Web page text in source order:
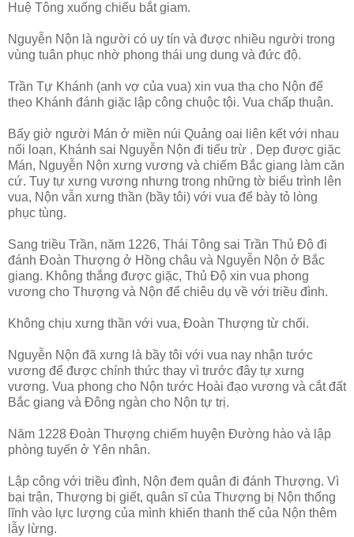
Huệ Tông xuống chiếu bắt giam.
Nguyễn Nộn là người có uy tín và được nhiều người trong
vùng tuân phục nhờ phong thái ung dung và đức độ.
Trần Tự Khánh (anh vợ của vua) xin vua tha cho Nộn để
theo Khánh đánh giặc lập công chuộc tội. Vua chấp thuận.
Bấy giờ người Mán ở miền núi Quảng oai liên kết với nhau
nổi loạn, Khánh sai Nguyễn Nộn đi tiểu trừ . Dẹp được giặc
Mán, Nguyễn Nộn xưng vương và chiếm Bắc giang làm căn
cứ. Tuy tự xưng vương nhưng trong những tờ biểu trình lên
vua, Nộn vẫn xưng thần (bầy tôi) với vua để bày tỏ lòng
phục tùng.
Sang triều Trần, năm 1226, Thái Tông sai Trần Thủ Độ đi
đánh Đoàn Thượng ở Hồng châu và Nguyễn Nộn ở Bắc
giang. Không thắng được giặc, Thủ Độ xin vua phong
vương cho Thượng và Nộn để chiêu dụ về với triều đình.
Không chịu xưng thần với vua, Đoàn Thượng từ chối.
Nguyễn Nộn đã xưng là bầy tôi với vua nay nhận tước
vương để được chính thức thay vì trước đây tự xưng
vương. Vua phong cho Nộn tước Hoài đạo vương và cắt đất
Bắc giang và Đông ngàn cho Nộn tự trị.
Năm 1228 Đoàn Thượng chiếm huyện Đường hào và lập
phòng tuyến ở Yên nhân.
Lập công với triều đình, Nộn đem quân đi đánh Thượng. Vì
bại trận, Thượng bị giết, quân sĩ của Thượng bị Nộn thống
lĩnh vào lực lượng của mình khiến thanh thế của Nộn thêm
lẫy lừng.